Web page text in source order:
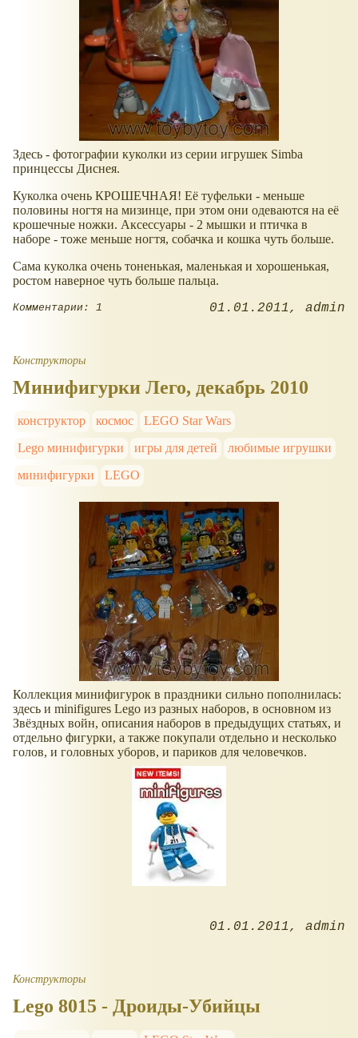
Здесь - фотографии куколки из серии игрушек Simba
принцессы Диснея.
Куколка очень КРОШЕЧНАЯ! Её туфельки - меньше
половины ногтя на мизинце, при этом они одеваются на её
крошечные ножки. Аксессуары - 2 мышки и птичка в
наборе - тоже меньше ногтя, собачка и кошка чуть больше.
Сама куколка очень тоненькая, маленькая и хорошенькая,
ростом наверное чуть больше пальца.
Комментарии: 1 01.01.2011 admin
Конструкторы
Минифигурки Лего, декабрь 2010
конструктор космос
LEGO Star Wars
Lego минифигурки
игры для детей
любимые игрушки
минифигурки
LEGO
Коллекция минифигурок в праздники сильно пополнилась:
здесь и minifigures Lego из разных наборов, в основном из
Звёздных войн, описания наборов в предыдущих статьях, и
отдельно фигурки, а также покупали отдельно и несколько
голов, и головных уборов, и париков для человечков.
01.01.2011 admin
Конструкторы
Lego 8015 - Дроиды-Убийцы